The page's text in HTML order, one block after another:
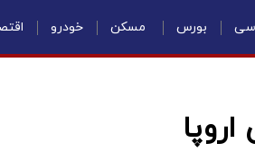
بورس مسکن خودرو